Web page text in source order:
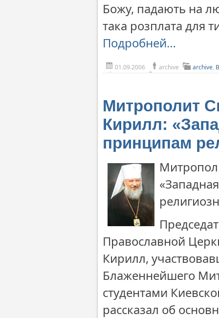
Божу, падають на
така розплата для
Подробней…
01.09.2006 archive archive,
Митрополит
Кирилл:
принципам
Православной
Кирилл,
Блаженнейшего
студентами
рассказал об